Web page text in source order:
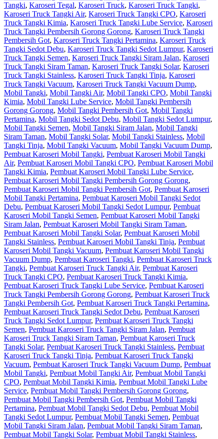
Tangki, Karoseri Tegal, Karoseri Truck, Karoseri Truck Tangki,
Karoseri Truck Tangki Air, Karoseri Truck Tangki CPO, Karoseri
Truck Tangki Kimia, Karoseri Truck Tangki Lube Service, Karoseri
Truck Tangki Pembersih Gorong Gorong, Karoseri Truck Tangki
Pembersih Got, Karoseri Truck Tangki Pertamina, Karoseri Truck
Tangki Sedot Debu, Karoseri Truck Tangki Sedot Lumpur, Karoseri
Truck Tangki Semen, Karoseri Truck Tangki Siram Jalan, Karoseri
Truck Tangki Siram Taman, Karoseri Truck Tangki Solar, Karoseri
Truck Tangki Stainless, Karoseri Truck Tangki Tinja, Karoseri
Truck Tangki Vacuum, Karoseri Truck Tangki Vacuum Dump,
Mobil Tangki, Mobil Tangki Air, Mobil Tangki CPO, Mobil Tangki
Kimia, Mobil Tangki Lube Service, Mobil Tangki Pembersih
Gorong Gorong, Mobil Tangki Pembersih Got, Mobil Tangki
Pertamina, Mobil Tangki Sedot Debu, Mobil Tangki Sedot Lumpur,
Mobil Tangki Semen, Mobil Tangki Siram Jalan, Mobil Tangki
Siram Taman, Mobil Tangki Solar, Mobil Tangki Stainless, Mobil
Tangki Tinja, Mobil Tangki Vacuum, Mobil Tangki Vacuum Dump,
Pembuat Karoseri Mobil Tangki, Pembuat Karoseri Mobil Tangki
Air, Pembuat Karoseri Mobil Tangki CPO, Pembuat Karoseri Mobil
Tangki Kimia, Pembuat Karoseri Mobil Tangki Lube Service,
Pembuat Karoseri Mobil Tangki Pembersih Gorong Gorong,
Pembuat Karoseri Mobil Tangki Pembersih Got, Pembuat Karoseri
Mobil Tangki Pertamina, Pembuat Karoseri Mobil Tangki Sedot
Debu, Pembuat Karoseri Mobil Tangki Sedot Lumpur, Pembuat
Karoseri Mobil Tangki Semen, Pembuat Karoseri Mobil Tangki
Siram Jalan, Pembuat Karoseri Mobil Tangki Siram Taman,
Pembuat Karoseri Mobil Tangki Solar, Pembuat Karoseri Mobil
Tangki Stainless, Pembuat Karoseri Mobil Tangki Tinja, Pembuat
Karoseri Mobil Tangki Vacuum, Pembuat Karoseri Mobil Tangki
Vacuum Dump, Pembuat Karoseri Tangki, Pembuat Karoseri Truck
Tangki, Pembuat Karoseri Truck Tangki Air, Pembuat Karoseri
Truck Tangki CPO, Pembuat Karoseri Truck Tangki Kimia,
Pembuat Karoseri Truck Tangki Lube Service, Pembuat Karoseri
Truck Tangki Pembersih Gorong Gorong, Pembuat Karoseri Truck
Tangki Pembersih Got, Pembuat Karoseri Truck Tangki Pertamina,
Pembuat Karoseri Truck Tangki Sedot Debu, Pembuat Karoseri
Truck Tangki Sedot Lumpur, Pembuat Karoseri Truck Tangki
Semen, Pembuat Karoseri Truck Tangki Siram Jalan, Pembuat
Karoseri Truck Tangki Siram Taman, Pembuat Karoseri Truck
Tangki Solar, Pembuat Karoseri Truck Tangki Stainless, Pembuat
Karoseri Truck Tangki Tinja, Pembuat Karoseri Truck Tangki
Vacuum, Pembuat Karoseri Truck Tangki Vacuum Dump, Pembuat
Mobil Tangki, Pembuat Mobil Tangki Air, Pembuat Mobil Tangki
CPO, Pembuat Mobil Tangki Kimia, Pembuat Mobil Tangki Lube
Service, Pembuat Mobil Tangki Pembersih Gorong Gorong,
Pembuat Mobil Tangki Pembersih Got, Pembuat Mobil Tangki
Pertamina, Pembuat Mobil Tangki Sedot Debu, Pembuat Mobil
Tangki Sedot Lumpur, Pembuat Mobil Tangki Semen, Pembuat
Mobil Tangki Siram Jalan, Pembuat Mobil Tangki Siram Taman,
Pembuat Mobil Tangki Solar, Pembuat Mobil Tangki Stainless,